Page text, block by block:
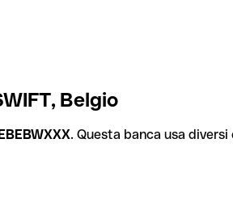
Belgio
. Questa banca usa